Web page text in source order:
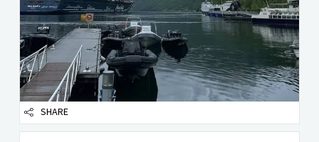
SHARE